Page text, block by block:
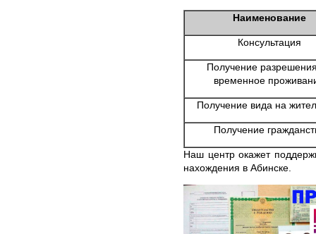
Наименование
Консультация
Получение
временное
Получение вида на
Получение
Наш центр окажет
нахождения в Абинске.